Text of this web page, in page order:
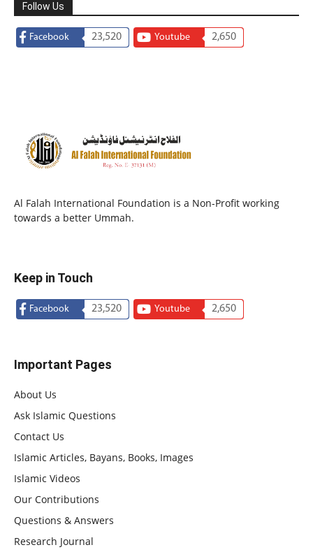
Follow Us
Facebook 23,520 Youtube 2,650
Al Falah International Foundation is a Non-Profit working
towards a better Ummah.
Keep in Touch
Facebook 23,520 Youtube 2,650
Important Pages
About Us
Ask Islamic Questions
Contact Us
Islamic Articles, Bayans, Books, Images
Islamic Videos
Our Contributions
Questions & Answers
Research Journal